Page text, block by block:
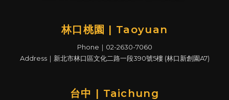
林口桃園 | Taoyuan
Phone｜02-2630-7060
Address｜新北市林口區文化二路一段390號5樓 (林口新創園A7)
台中 | Taichung